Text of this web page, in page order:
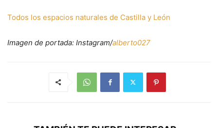
Todos los espacios naturales de Castilla y León
Imagen de portada: Instagram/alberto027